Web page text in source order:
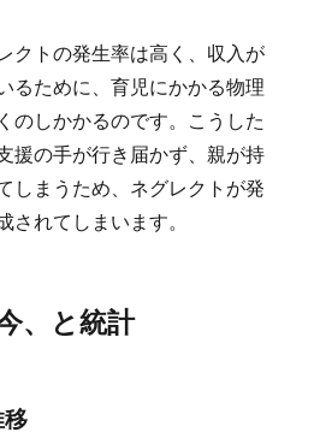
クトの発生率は高く、収入が
るために、育児にかかる物理
のしかかるのです。こうした
援の手が行き届かず、親が持
しまうため、ネグレクトが発
されてしまいます。
、と統計